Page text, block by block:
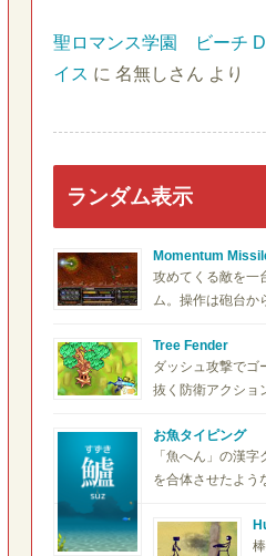
聖ロマンス学園 ビーチ
イス に 名無しさん より
ランダム表示
Momentum
攻めてくる敵を一
ム。操作は砲台か
Tree Fender
ダッシュ攻撃でゴ
抜く防衛アクショ
お魚タイピング
「魚へん」の漢
を合体させたよう